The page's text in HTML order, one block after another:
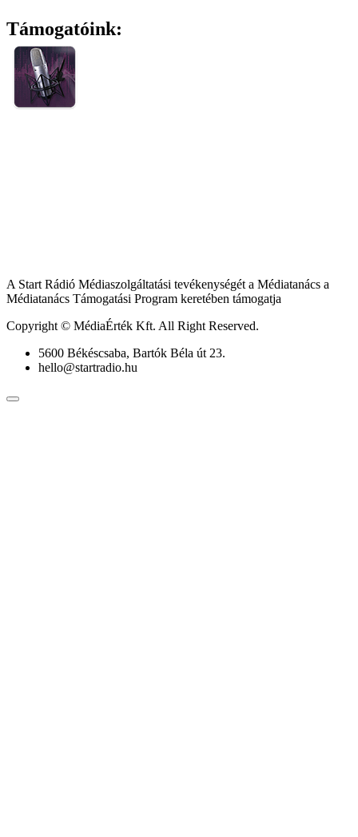
Támogatóink:
A Start Rádió Médiaszolgáltatási tevékenységét a Médiatanács a
Médiatanács Támogatási Program keretében támogatja
Copyright © MédiaÉrték Kft. All Right Reserved.
5600 Békéscsaba, Bartók Béla út 23.
hello@startradio.hu